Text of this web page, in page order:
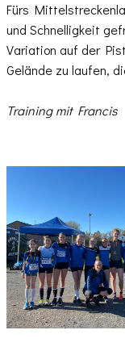
Fürs
und Schnelligkeit
Variation auf der
Gelände zu laufen,
Training mit Francis